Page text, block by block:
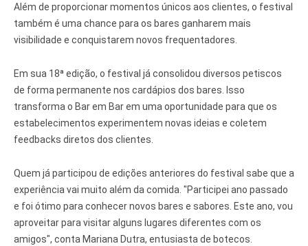
Além de proporcionar momentos únicos aos clientes, o festival
também é uma chance para os bares ganharem mais
visibilidade e conquistarem novos frequentadores.
Em sua 18ª edição, o festival já consolidou diversos petiscos
de forma permanente nos cardápios dos bares. Isso
transforma o Bar em Bar em uma oportunidade para que os
estabelecimentos experimentem novas ideias e coletem
feedbacks diretos dos clientes.
Quem já participou de edições anteriores do festival sabe que a
experiência vai muito além da comida. "Participei ano passado
e foi ótimo para conhecer novos bares e sabores. Este ano, vou
aproveitar para visitar alguns lugares diferentes com os
amigos", conta Mariana Dutra, entusiasta de botecos.